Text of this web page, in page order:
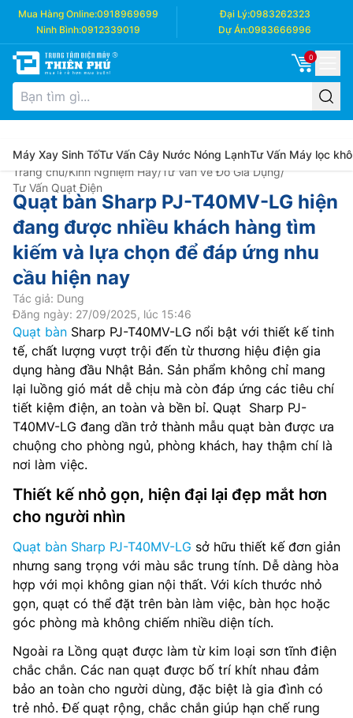
Mua Hàng Online:0918969699 Đại Lý:0983262323
Ninh Bình:0912339019 Dự Án:0983666996
0
Máy Xay Sinh TốTư Vấn Cây Nước Nóng LạnhTư Vấn Máy lọc
Trang chủ/Kinh Nghiệm Hay/Tư Vấn về Đồ Gia Dụng/
Tư Vấn Quạt Điện
Quạt bàn Sharp PJ-T40MV-LG hiện
đang được nhiều khách hàng tìm
kiếm và lựa chọn để đáp ứng nhu
cầu hiện nay
Tác giả: Dung
Đăng ngày: 27/09/2025, lúc 15:46
Quạt bàn Sharp PJ-T40MV-LG nổi bật với thiết kế tinh
tế, chất lượng vượt trội đến từ thương hiệu điện gia
dụng hàng đầu Nhật Bản. Sản phẩm không chỉ mang
lại luồng gió mát dễ chịu mà còn đáp ứng các tiêu chí
tiết kiệm điện, an toàn và bền bỉ. Quạt Sharp PJ-
T40MV-LG đang dần trở thành mẫu quạt bàn được ưa
chuộng cho phòng ngủ, phòng khách, hay thậm chí là
nơi làm việc.
Thiết kế nhỏ gọn, hiện đại lại đẹp mắt hơn
cho người nhìn
Quạt bàn Sharp PJ-T40MV-LG sở hữu thiết kế đơn giản
nhưng sang trọng với màu sắc trung tính. Dễ dàng hòa
hợp với mọi không gian nội thất. Với kích thước nhỏ
gọn, quạt có thể đặt trên bàn làm việc, bàn học hoặc
góc phòng mà không chiếm nhiều diện tích.
Ngoài ra Lồng quạt được làm từ kim loại sơn tĩnh điện
chắc chắn. Các nan quạt được bố trí khít nhau đảm
bảo an toàn cho người dùng, đặc biệt là gia đình có
trẻ nhỏ. Đế quạt rộng, chắc chắn giúp hạn chế rung